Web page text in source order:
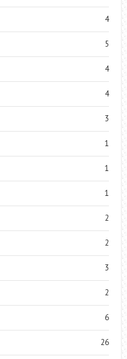
4
5
4
4
3
1
1
1
2
2
3
2
6
26